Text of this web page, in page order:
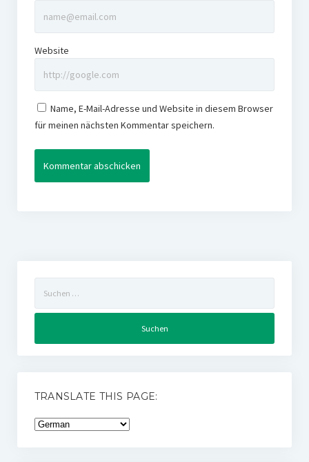
Website
Name, E-Mail-Adresse und Website in diesem Browser
für meinen nächsten Kommentar speichern.
nach:
TRANSLATE THIS PAGE: